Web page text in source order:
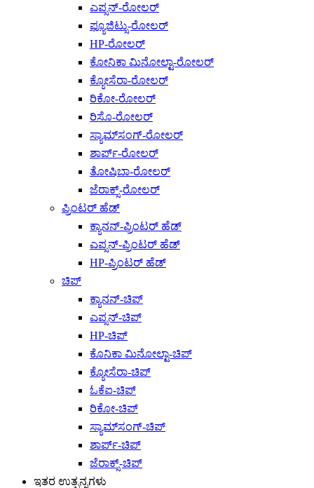
ಎಪ್ಸನ್-ರೋಲರ್
ಫ್ಯೂಜಿಟ್ಸು-ರೋಲರ್
HP-ರೋಲರ್
ಕೋನಿಕಾ ಮಿನೋಲ್ಟಾ-ರೋಲರ್
ಕ್ಯೋಸೆರಾ-ರೋಲರ್
ರಿಕೋ-ರೋಲರ್
ರಿಸೊ-ರೋಲರ್
ಸ್ಯಾಮ್‌ಸಂಗ್-ರೋಲರ್
ಶಾರ್ಪ್-ರೋಲರ್
ತೋಷಿಬಾ-ರೋಲರ್
ಜೆರಾಕ್ಸ್-ರೋಲರ್
ಪ್ರಿಂಟರ್ ಹೆಡ್
ಕ್ಯಾನನ್-ಪ್ರಿಂಟರ್ ಹೆಡ್
ಎಪ್ಸನ್-ಪ್ರಿಂಟರ್ ಹೆಡ್
HP-ಪ್ರಿಂಟರ್ ಹೆಡ್
ಚಿಪ್
ಕ್ಯಾನನ್-ಚಿಪ್
ಎಪ್ಸನ್-ಚಿಪ್
HP-ಚಿಪ್
ಕೊನಿಕಾ ಮಿನೋಲ್ಟಾ-ಚಿಪ್
ಕ್ಯೋಸೆರಾ-ಚಿಪ್
ಓಕೆಐ-ಚಿಪ್
ರಿಕೋ-ಚಿಪ್
ಸ್ಯಾಮ್‌ಸಂಗ್-ಚಿಪ್
ಶಾರ್ಪ್-ಚಿಪ್
ಜೆರಾಕ್ಸ್-ಚಿಪ್
ಇತರ ಉತ್ಪನ್ನಗಳು